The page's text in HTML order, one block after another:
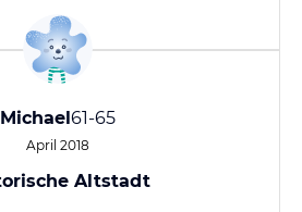
Michael61-65
April 2018
Altstadt